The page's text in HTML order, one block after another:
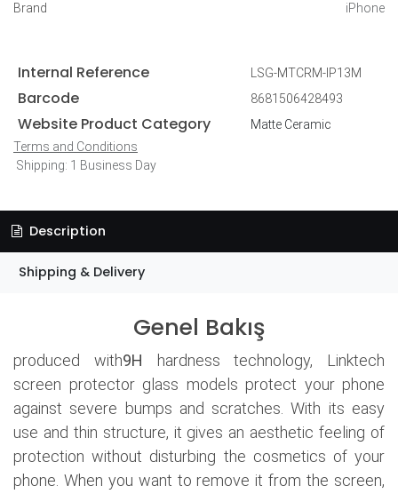
Brand iPhone
Internal Reference LSG-MTCRM-IP13M
Barcode 8681506428493
Website Product Category
Matte Ceramic
Terms and Conditions
Shipping: 1 Business Day
Description
Shipping & Delivery
Genel Bakış
produced with9H hardness technology, Linktech
screen protector glass models protect your phone
against severe bumps and scratches. With its easy
use and thin structure, it gives an aesthetic feeling of
protection without disturbing the cosmetics of your
phone. When you want to remove it from the screen,